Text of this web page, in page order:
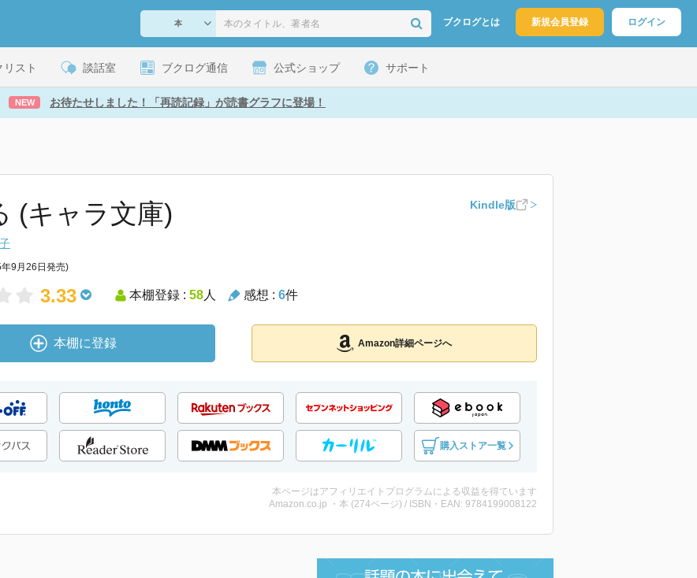
ブクログとは 新規会員登録 ログイン
リスト 談話室 ブクログ通信 公式ショップ サポート
NEW お待たせしました！「再読記録」が読書グラフに登場！
(キャラ文庫) Kindle版
9月26日発売)
3.33 本棚登録 : 58人 感想 : 6件
本棚に登録 Amazon詳細ページへ
購入ストア一覧
本ページはアフィリエイトプログラムによる収益を得ています
Amazon.co.jp ・本 (274ページ) / ISBN・EAN: 9784199008122